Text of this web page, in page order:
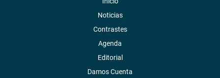
Noticias
Contrastes
Agenda
Editorial
Damos Cuenta